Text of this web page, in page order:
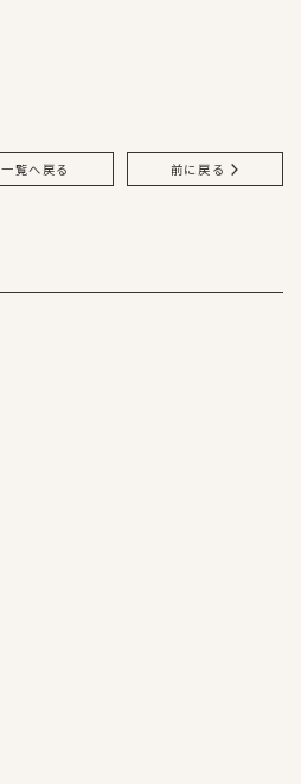
一覧へ戻る 前に戻る